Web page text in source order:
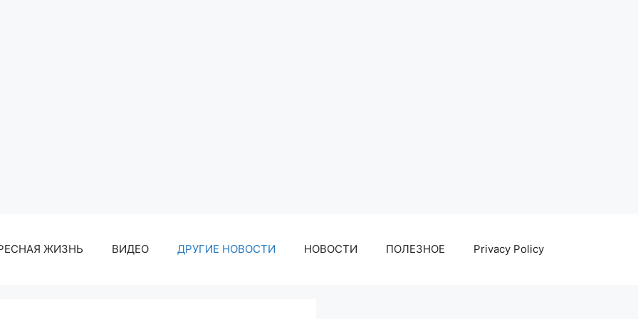
ЖИЗНЬ ВИДЕО ДРУГИЕ НОВОСТИ НОВОСТИ ПОЛЕЗНОЕ Privacy Policy